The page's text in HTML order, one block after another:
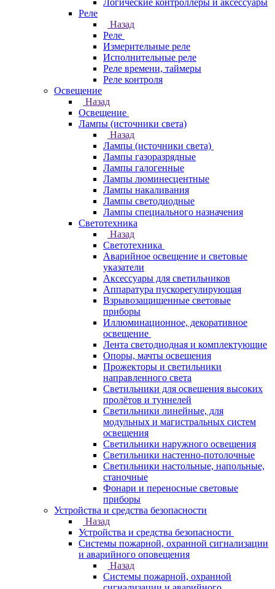
Логические контроллеры и аксессуары
Реле
Назад
Реле
Измерительные реле
Исполнительные реле
Реле времени, таймеры
Реле контроля
Освещение
Назад
Освещение
Лампы (источники света)
Назад
Лампы (источники света)
Лампы газоразрядные
Лампы галогенные
Лампы люминесцентные
Лампы накаливания
Лампы светодиодные
Лампы специального назначения
Светотехника
Назад
Светотехника
Аварийное освещение и световые
указатели
Аксессуары для светильников
Аппаратура пускорегулирующая
Взрывозащищенные световые
приборы
Иллюминационное, декоративное
освещение
Лента светодиодная и комплектующие
Опоры, мачты освещения
Прожекторы и светильники
направленного света
Светильники для освещения высоких
пролётов и туннелей
Светильники линейные, для
модульных и магистральных систем
освещения
Светильники наружного освещения
Светильники настенно-потолочные
Светильники настольные, напольные,
станочные
Фонари и переносные световые
приборы
Устройства и средства безопасности
Назад
Устройства и средства безопасности
Системы пожарной, охранной сигнализации
и аварийного оповещения
Назад
Системы пожарной, охранной